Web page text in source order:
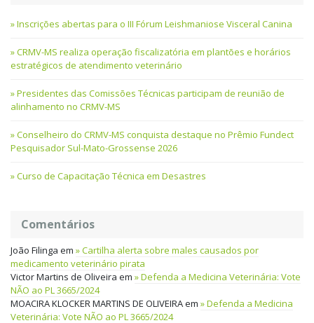
Inscrições abertas para o III Fórum Leishmaniose Visceral Canina
CRMV-MS realiza operação fiscalizatória em plantões e horários
estratégicos de atendimento veterinário
Presidentes das Comissões Técnicas participam de reunião de
alinhamento no CRMV-MS
Conselheiro do CRMV-MS conquista destaque no Prêmio Fundect
Pesquisador Sul-Mato-Grossense 2026
Curso de Capacitação Técnica em Desastres
Comentários
João Filinga em
Cartilha alerta sobre males causados por
medicamento veterinário pirata
Victor Martins de Oliveira em
Defenda a Medicina Veterinária: Vote
NÃO ao PL 3665/2024
MOACIRA KLOCKER MARTINS DE OLIVEIRAem
Defenda a Medicina
Veterinária: Vote NÃO ao PL 3665/2024